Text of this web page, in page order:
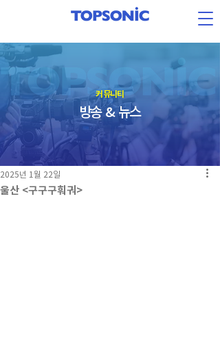
​커뮤니티
방송 & 뉴스
울산 <구구구훠궈>
2025년 1월 22일